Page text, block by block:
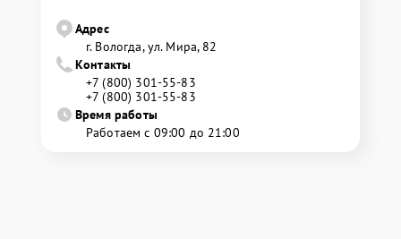
Адрес
г. Вологда, ул. Мира, 82
Контакты
+7 (800) 301-55-83
+7 (800) 301-55-83
Время работы
Работаем с 09:00 до 21:00